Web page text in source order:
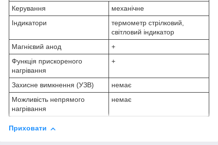
Керування
механічне
Індикатори
термометр стрілковий,
світловий індикатор
Магнієвий анод
+
Функція прискореного
нагрівання
+
Захисне вимкнення (УЗВ)
немає
Можливість непрямого
нагрівання
немає
Приховати